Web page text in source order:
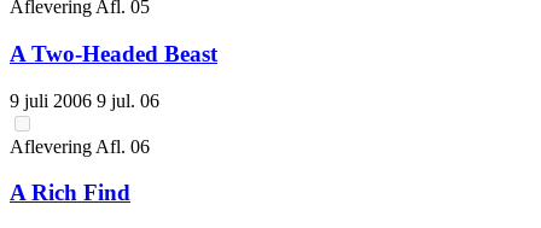
Aflevering Afl. 05
A Two-Headed Beast
9 juli 2006 9 jul. 06
Aflevering Afl. 06
A Rich Find